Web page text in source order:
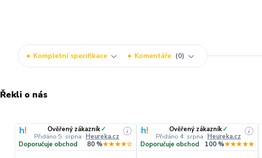
Kompletní specifikace Komentáře 0
Řekli o nás
Ověřený zákazník✓
Přidáno 5. srpna · Heureka.cz
i
Doporučuje obchod 80 %★★★★☆
Ověřený zákazník✓
Přidáno 4. srpna · Heureka.cz
i
Doporučuje obchod 100 %★★★★★